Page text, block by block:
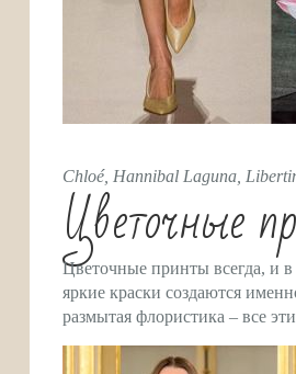
Chloé, Hannibal Laguna,
Цветочные
Цветочные принты всегда, и в
яркие краски создаются
размытая флористика – все